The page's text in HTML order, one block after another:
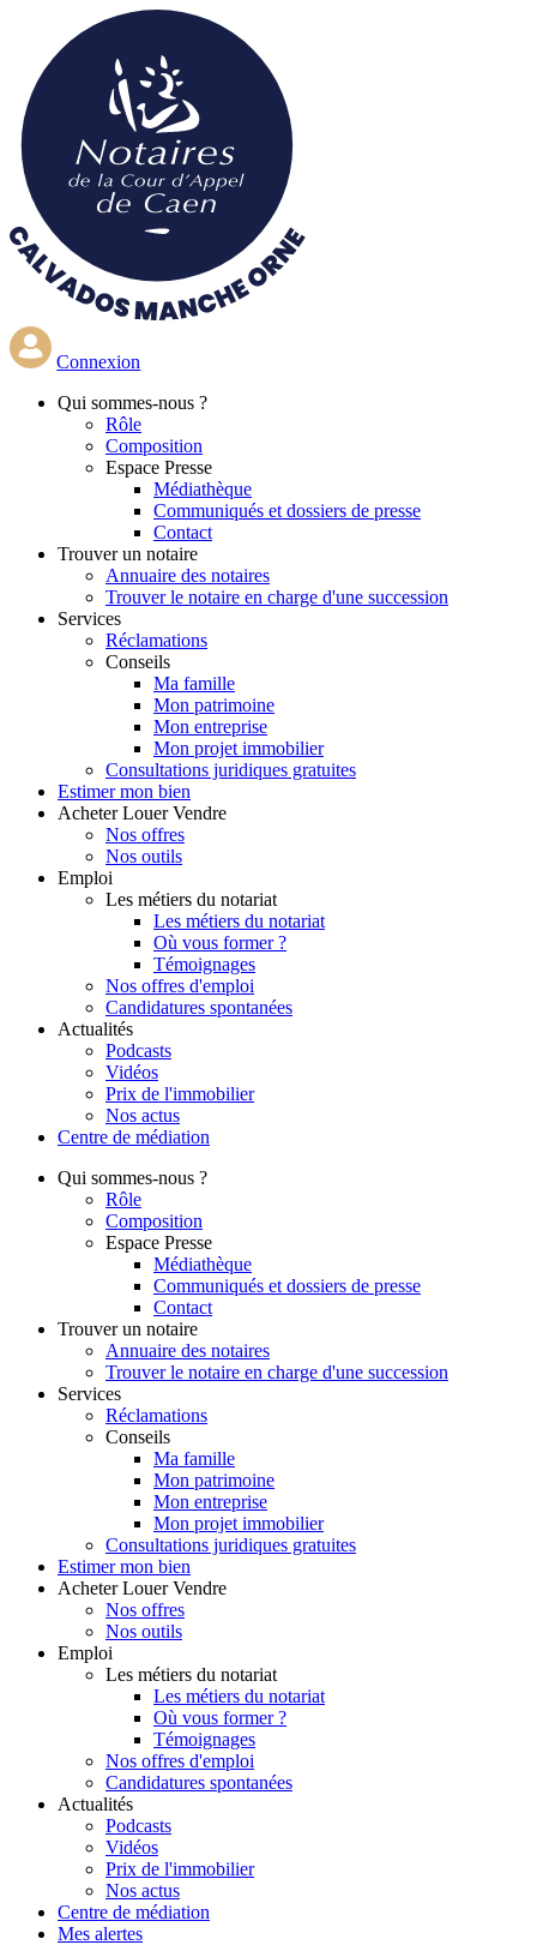
contenu
principal
Connexion
Qui sommes-nous ?
Rôle
Composition
Espace Presse
Médiathèque
Communiqués et dossiers de presse
Contact
Trouver un notaire
Annuaire des notaires
Trouver le notaire en charge d'une succession
Services
Réclamations
Conseils
Ma famille
Mon patrimoine
Mon entreprise
Mon projet immobilier
Consultations juridiques gratuites
Estimer mon bien
Acheter Louer Vendre
Nos offres
Nos outils
Emploi
Les métiers du notariat
Les métiers du notariat
Où vous former ?
Témoignages
Nos offres d'emploi
Candidatures spontanées
Actualités
Podcasts
Vidéos
Prix de l'immobilier
Nos actus
Centre de médiation
Qui sommes-nous ?
Rôle
Composition
Espace Presse
Médiathèque
Communiqués et dossiers de presse
Contact
Trouver un notaire
Annuaire des notaires
Trouver le notaire en charge d'une succession
Services
Réclamations
Conseils
Ma famille
Mon patrimoine
Mon entreprise
Mon projet immobilier
Consultations juridiques gratuites
Estimer mon bien
Acheter Louer Vendre
Nos offres
Nos outils
Emploi
Les métiers du notariat
Les métiers du notariat
Où vous former ?
Témoignages
Nos offres d'emploi
Candidatures spontanées
Actualités
Podcasts
Vidéos
Prix de l'immobilier
Nos actus
Centre de médiation
Mes alertes